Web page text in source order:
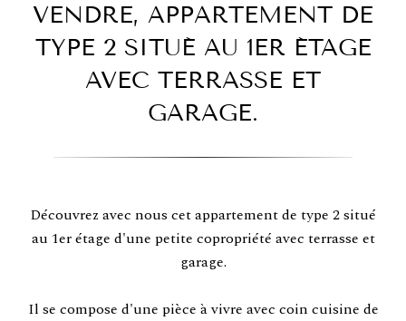
VENDRE, APPARTEMENT DE
TYPE 2 SITUÉ AU 1ER ÉTAGE
AVEC TERRASSE ET
GARAGE.
Découvrez avec nous cet appartement de type 2 situé
au 1er étage d'une petite copropriété avec terrasse et
garage.
Il se compose d'une pièce à vivre avec coin cuisine de